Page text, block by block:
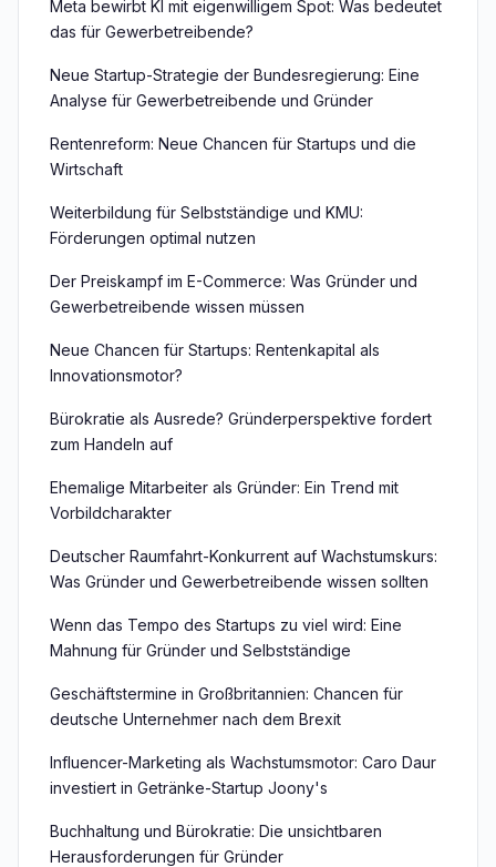
Meta bewirbt KI mit eigenwilligem Spot: Was bedeutet
das für Gewerbetreibende?
Neue Startup-Strategie der Bundesregierung: Eine
Analyse für Gewerbetreibende und Gründer
Rentenreform: Neue Chancen für Startups und die
Wirtschaft
Weiterbildung für Selbstständige und KMU:
Förderungen optimal nutzen
Der Preiskampf im E-Commerce: Was Gründer und
Gewerbetreibende wissen müssen
Neue Chancen für Startups: Rentenkapital als
Innovationsmotor?
Bürokratie als Ausrede? Gründerperspektive fordert
zum Handeln auf
Ehemalige Mitarbeiter als Gründer: Ein Trend mit
Vorbildcharakter
Deutscher Raumfahrt-Konkurrent auf Wachstumskurs:
Was Gründer und Gewerbetreibende wissen sollten
Wenn das Tempo des Startups zu viel wird: Eine
Mahnung für Gründer und Selbstständige
Geschäftstermine in Großbritannien: Chancen für
deutsche Unternehmer nach dem Brexit
Influencer-Marketing als Wachstumsmotor: Caro Daur
investiert in Getränke-Startup Joony's
Buchhaltung und Bürokratie: Die unsichtbaren
Herausforderungen für Gründer